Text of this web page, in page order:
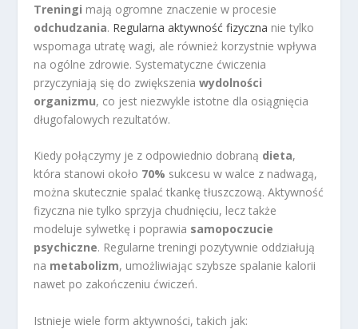
Treningi mają ogromne znaczenie w procesie
odchudzania. Regularna aktywność fizyczna nie tylko
wspomaga utratę wagi, ale również korzystnie wpływa
na ogólne zdrowie. Systematyczne ćwiczenia
przyczyniają się do zwiększeniawydolności
organizmu, co jest niezwykle istotne dla osiągnięcia
długofalowych rezultatów.
Kiedy połączymy je z odpowiednio dobraną dieta,
która stanowi około 70% sukcesu w walce z nadwagą,
można skutecznie spalać tkankę tłuszczową. Aktywność
fizyczna nie tylko sprzyja chudnięciu, lecz także
modeluje sylwetkę i poprawia samopoczucie
psychiczne. Regularne treningi pozytywnie oddziałują
na metabolizm, umożliwiając szybsze spalanie kalorii
nawet po zakończeniu ćwiczeń.
Istnieje wiele form aktywności, takich jak: